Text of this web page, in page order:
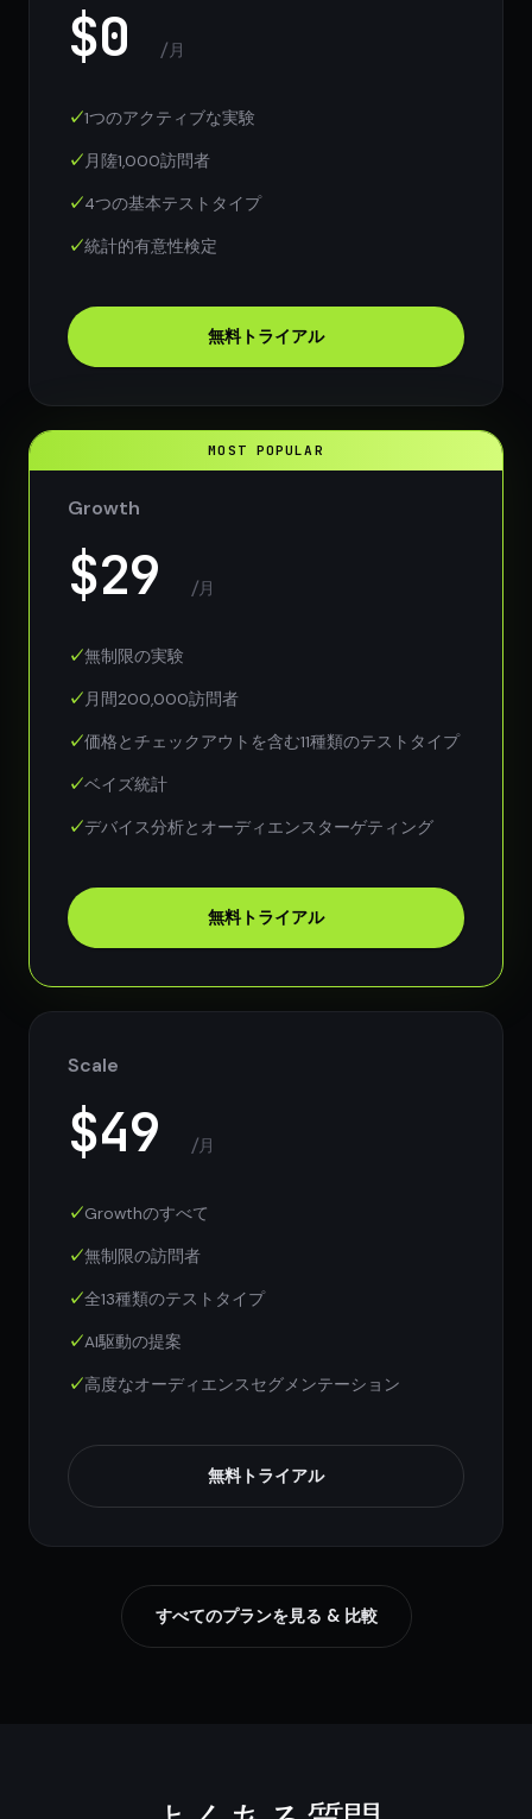
$0 /月
1つのアクティブな実験
月隓1,000訪問者
4つの基本テストタイプ
統計的有意性検定
無料トライアル
Growth
$29 /月
無制限の実験
月間200,000訪問者
価格とチェックアウトを含む11種類のテストタイプ
ベイズ統計
デバイス分析とオーディエンスターゲティング
無料トライアル
Scale
$49 /月
Growthのすべて
無制限の訪問者
全13種類のテストタイプ
AI駆動の提案
高度なオーディエンスセグメンテーション
無料トライアル
すべてのプランを見る & 比較